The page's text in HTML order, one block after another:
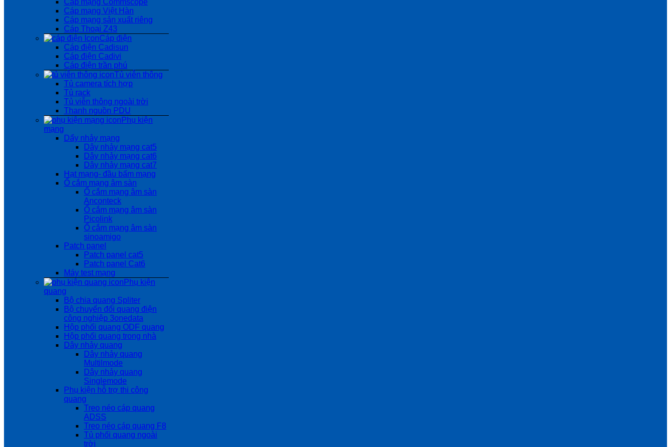
Cáp mạng Commscope
Cáp mạng Việt Hàn
Cáp mạng sản xuất riêng
Cáp Thoại Z43
Cáp điện
Cáp điện Cadisun
Cáp điện Cadivi
Cáp điện trần phú
Tủ viễn thông
Tủ camera tích hợp
Tủ rack
Tủ viễn thông ngoài trời
Thanh nguồn PDU
Phụ kiện
mạng
Dẩy nhảy mạng
Dây nhảy mạng cat5
Dây nhảy mạng cat6
Dây nhảy mạng cat7
Hạt mạng- đầu bấm mạng
Ổ cắm mạng âm sàn
Ổ cắm mạng âm sàn
Anconteck
Ổ cắm mạng âm sàn
Picolink
Ổ cắm mạng âm sàn
sinoamigo
Patch panel
Patch panel cat5
Patch panel Cat6
Máy test mạng
Phụ kiện
quang
Bộ chia quang Spliter
Bộ chuyển đổi quang điện
công nghiệp 3onedata
Hộp phối quang ODF quang
Hộp phối quang trong nhà
Dây nhảy quang
Dây nhảy quang
Multilmode
Dây nhảy quang
Singlemode
Phụ kiện hỗ trợ thi công
quang
Treo néo cáp quang
ADSS
Treo néo cáp quang F8
Tủ phối quang ngoài
trời